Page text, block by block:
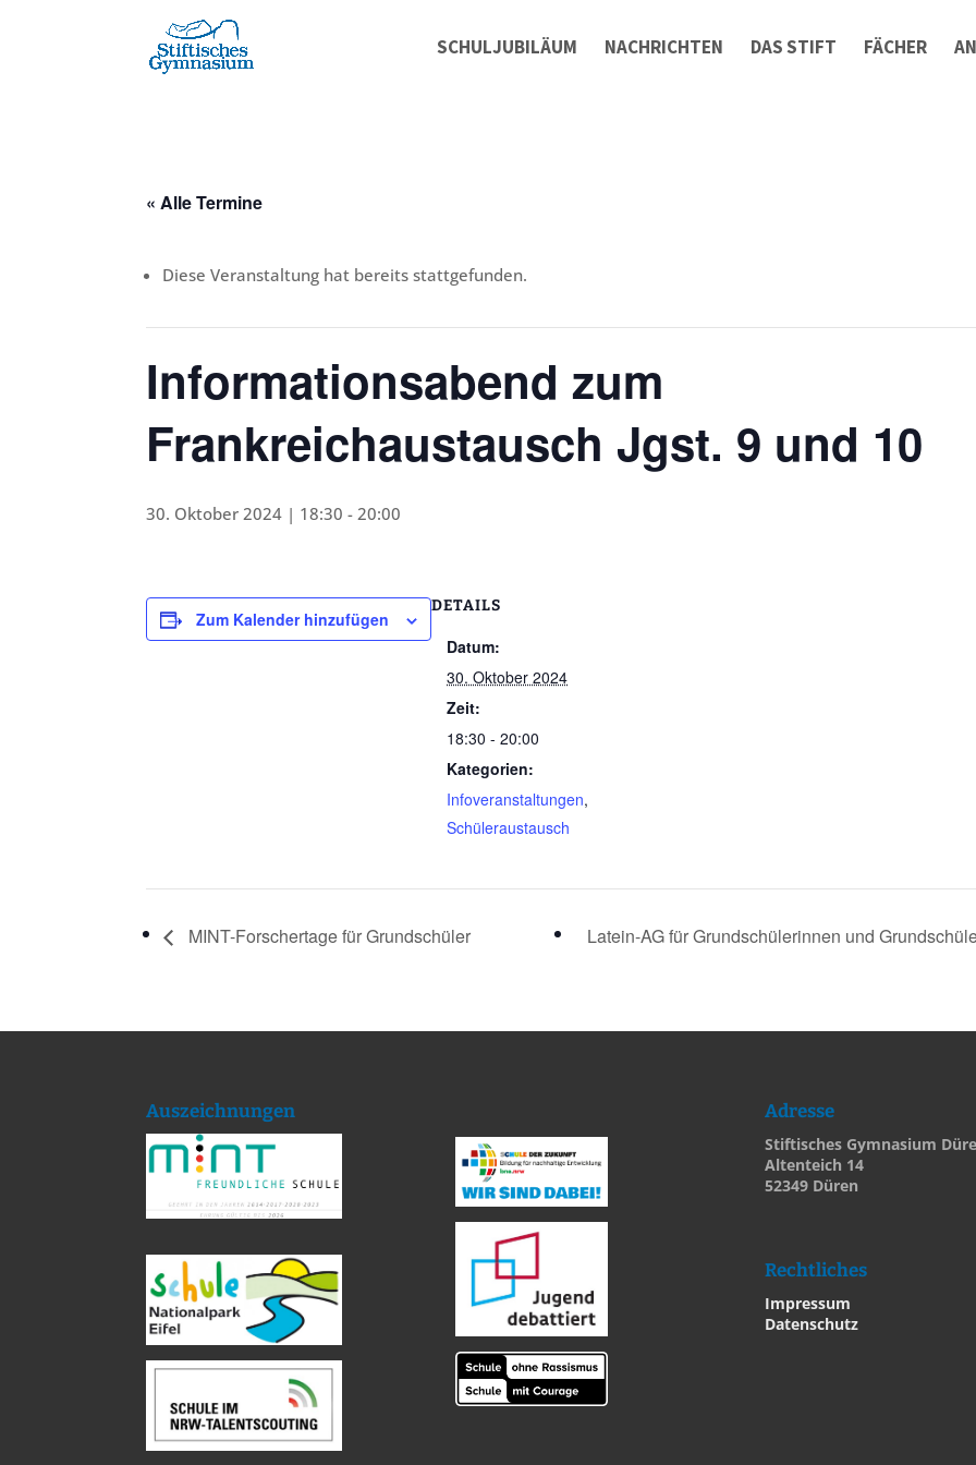
SCHULJUBILÄUM NACHRICHTEN DAS STIFT FÄCHER
« Alle Termine
Diese Veranstaltung hat bereits stattgefunden.
Informationsabend zum
Frankreichaustausch Jgst. 9 und 10
30. Oktober 2024 | 18:30 -20:00
Zum Kalender hinzufügen
DETAILS
Datum:
30. Oktober 2024
Zeit:
18:30 - 20:00
Kategorien:
Infoveranstaltungen,
Schüleraustausch
MINT-Forschertage für Grundschüler Latein-AG für Grundschülerinnen und
Auszeichnungen Adresse
Stiftisches Gymnasium
Altenteich 14
52349 Düren
Rechtliches
Impressum
Datenschutz